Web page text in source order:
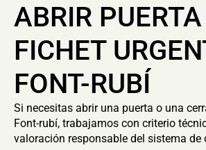
ABRIR PUERTA
FICHET
FONT-RUBÍ
Si necesitas abrir una puerta o una
Font-rubí, trabajamos con criterio
valoración responsable del sistema de